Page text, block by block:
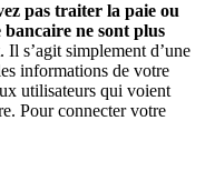
pas traiter la paie ou
ne sont plus
. Il s’agit simplement d’une
informations de votre
utilisateurs qui voient
Pour connecter votre